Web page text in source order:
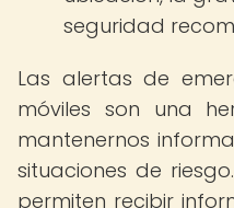
seguridad
Las alertas de
móviles son una
mantenernos
situaciones de
permiten recibir